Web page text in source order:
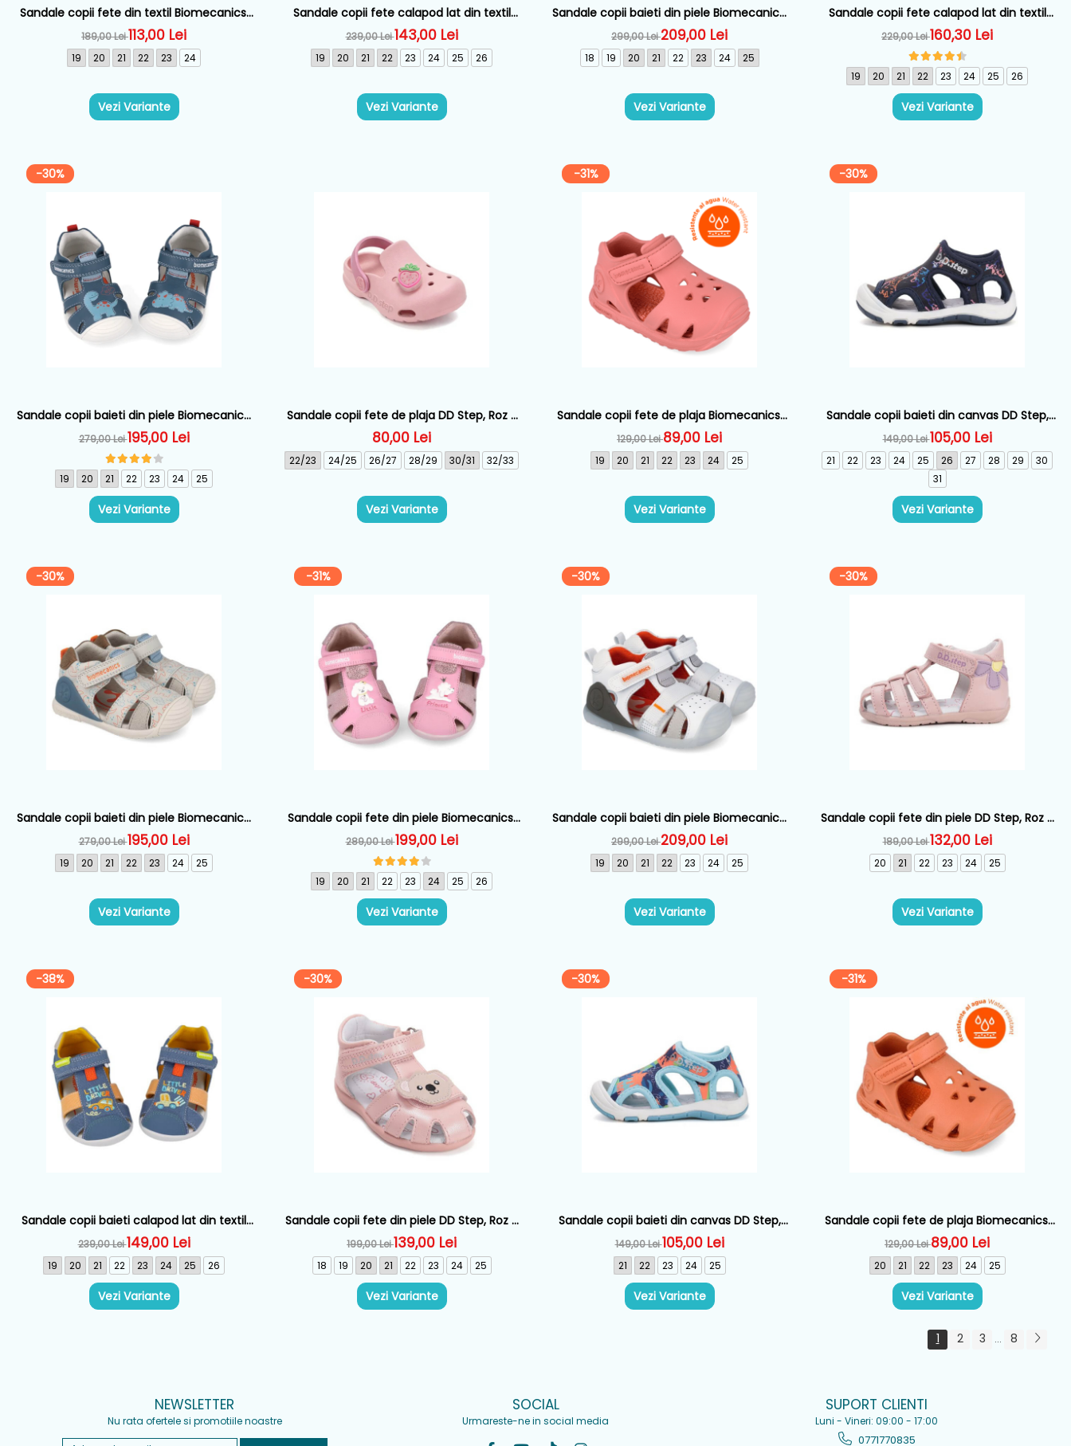
Sandale copii fete din textil Biomecanics,
Roz - 262179-D032
189,00 Lei113,00 Lei
19 20 21 22 23 24
Vezi Variante
Sandale copii fete calapod lat din textil
Biomecanics, Albastru - 262199-C727
239,00 Lei143,00 Lei
19 20 21 22 23 24 25 26
Vezi Variante
Sandale copii baieti din piele Biomecanics,
Albastru - 262123-A556
299,00 Lei209,00 Lei
18 19 20 21 22 23 24 25
Vezi Variante
Sandale copii fete calapod lat din textil
Biomecanics, Roz - 262194-A032
229,00 Lei160,30 Lei
19 20 21 22 23 24 25 26
Vezi Variante
-30%
Sandale copii baieti din piele Biomecanics,
Albastru - 262126-A556
279,00 Lei195,00 Lei
19 20 21 22 23 24 25
Vezi Variante
Sandale copii fete de plaja DD Step, Roz -
J109-61448
80,00 Lei
22/23 24/25 26/27 28/29 30/31 32/33
Vezi Variante
-31%
Sandale copii fete de plaja Biomecanics,
Roz - 262290-E886
129,00 Lei89,00 Lei
19 20 21 22 23 24 25
Vezi Variante
-30%
Sandale copii baieti din canvas DD Step,
Albastru - G065-61709
149,00 Lei105,00 Lei
21 22 23 24 25 26 27 28 29
30
31
Vezi Variante
-30%
Sandale copii baieti din piele Biomecanics,
Alb - 262125-B695
279,00 Lei195,00 Lei
19 20 21 22 23 24 25
Vezi Variante
-31%
Sandale copii fete din piele Biomecanics,
Roz - 262160-A711
289,00 Lei199,00 Lei
19 20 21 22 23 24 25 26
Vezi Variante
-30%
Sandale copii baieti din piele Biomecanics,
Alb - 262124-B050
299,00 Lei209,00 Lei
19 20 21 22 23 24 25
Vezi Variante
-30%
Sandale copii fete din piele DD Step, Roz -
G111-61400A
189,00 Lei132,00 Lei
20 21 22 23 24 25
Vezi Variante
-38%
Sandale copii baieti calapod lat din textil
Biomecanics, Albastru - 262198-A371
239,00 Lei149,00 Lei
19 20 21 22 23 24 25 26
Vezi Variante
-30%
Sandale copii fete din piele DD Step, Roz -
G075-61516D
199,00 Lei139,00 Lei
18 19 20 21 22 23 24 25
Vezi Variante
-30%
Sandale copii baieti din canvas DD Step,
Albastru - G065-61709A
149,00 Lei105,00 Lei
21 22 23 24 25
Vezi Variante
-31%
Sandale copii fete de plaja Biomecanics,
Portocaliu - 262290-D885
129,00 Lei89,00 Lei
20 21 22 23 24 25
Vezi Variante
1 2 3 ... 8
NEWSLETTER
Nu rata ofertele si promotiile noastre
SOCIAL
Urmareste-ne in social media
SUPORT CLIENTI
Luni - Vineri: 09:00 - 17:00
0771770835